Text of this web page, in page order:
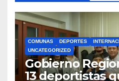
COMUNAS DEPORTES
UNCATEGORIZED
Gobierno
13 deportistas